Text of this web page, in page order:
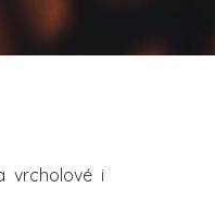
vrcholové i